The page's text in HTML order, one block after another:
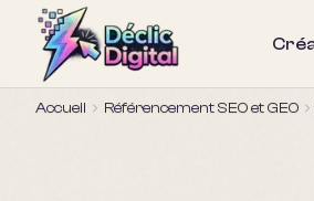
Accueil Référencement SEO et GEO